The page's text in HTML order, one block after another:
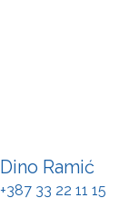
Dino Ramić
+387 33 22 11 15